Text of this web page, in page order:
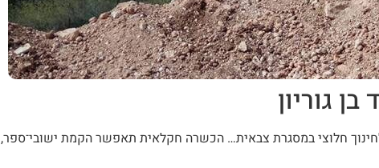
גוריון
חלוצי במסגרת צבאית… הכשרה חקלאית תאפשר הקמת ישובי־ספר,